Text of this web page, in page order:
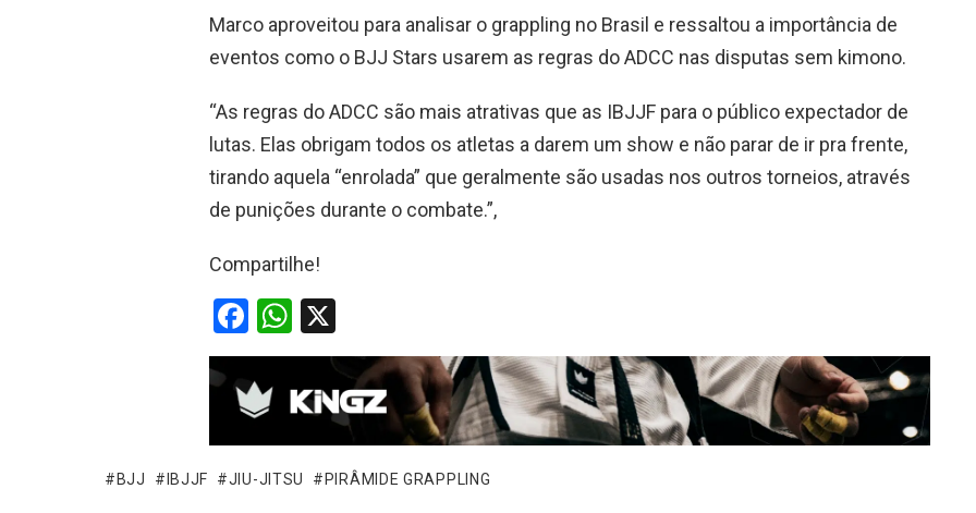
Marco aproveitou para analisar o grappling no Brasil e ressaltou a importância de
eventos como o BJJ Stars usarem as regras do ADCC nas disputas sem kimono.
“As regras do ADCC são mais atrativas que as IBJJF para o público expectador de
lutas. Elas obrigam todos os atletas a darem um show e não parar de ir pra frente,
tirando aquela “enrolada” que geralmente são usadas nos outros torneios, através
de punições durante o combate.”,
Compartilhe!
F
a
ce
b
o
o
W
h
at
s
A
p
BJJ IBJJF JIU-JITSU PIRÂMIDE GRAPPLING